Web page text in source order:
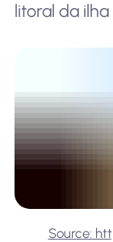
litoral da
Source: